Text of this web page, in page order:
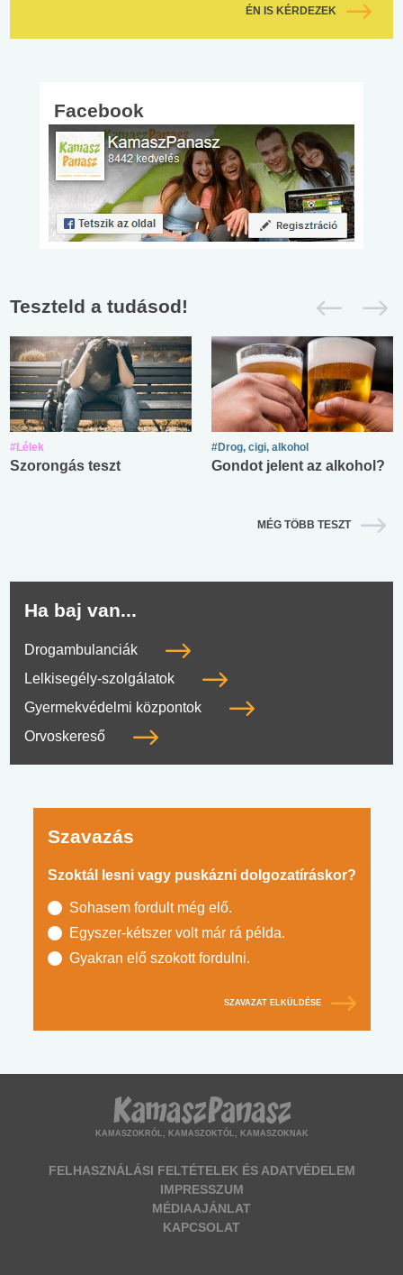
ÉN IS KÉRDEZEK
Facebook
Teszteld a tudásod!
#Lélek
Szorongás teszt
#Drog, cigi, alkohol
Gondot jelent az alkohol?
MÉG TÖBB TESZT
Ha baj van...
Drogambulanciák
Lelkisegély-szolgálatok
Gyermekvédelmi központok
Orvoskereső
Szavazás
Szoktál lesni vagy puskázni dolgozatíráskor?
Sohasem fordult még elő.
Egyszer-kétszer volt már rá példa.
Gyakran elő szokott fordulni.
SZAVAZAT ELKÜLDÉSE
KAMASZOKRÓL, KAMASZOKTÓL, KAMASZOKNAK
FELHASZNÁLÁSI FELTÉTELEK ÉS ADATVÉDELEM
IMPRESSZUM
MÉDIAAJÁNLAT
KAPCSOLAT